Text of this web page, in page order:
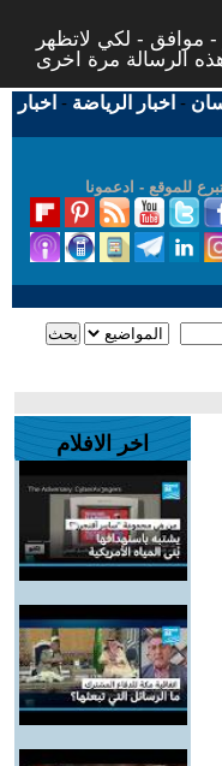
- موافق - لكي لاتظهر
- اخبار الرياضة - اخبار
للموقع - ادعمونا
اخر الافلام